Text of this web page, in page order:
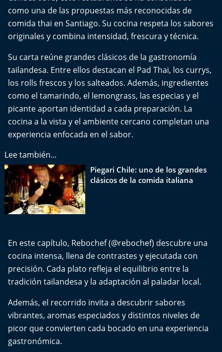
Efemérides
Del Fin del Mundo
Deportes
Conexión Digital
La Ruta del Pulsar
Psicología Abierta
Impacto Tecnológico
Expreso PM
Conecta Vida
El Mejor País de Chile
Te invito a tomar once
como una de las propuestas más reconocidas de
comida thai en Santiago. Su cocina respeta los sabores
originales y combina intensidad, frescura y técnica.
Su carta reúne grandes clásicos de la gastronomía
tailandesa. Entre ellos destacan el Pad Thai, los currys,
los rolls frescos y los salteados. Además, ingredientes
como el tamarindo, el lemongrass, las especias y el
picante aportan identidad a cada preparación. La
cocina a la vista y el ambiente cercano completan una
experiencia enfocada en el sabor.
Lee también...
Piegari Chile: uno de los grandes
clásicos de la comida italiana
En este capítulo, Rebochef (@rebochef) descubre una
cocina intensa, llena de contrastes y ejecutada con
precisión. Cada plato refleja el equilibrio entre la
tradición tailandesa y la adaptación al paladar local.
Además, el recorrido invita a descubrir sabores
vibrantes, aromas especiados y distintos niveles de
picor que convierten cada bocado en una experiencia
gastronómica.